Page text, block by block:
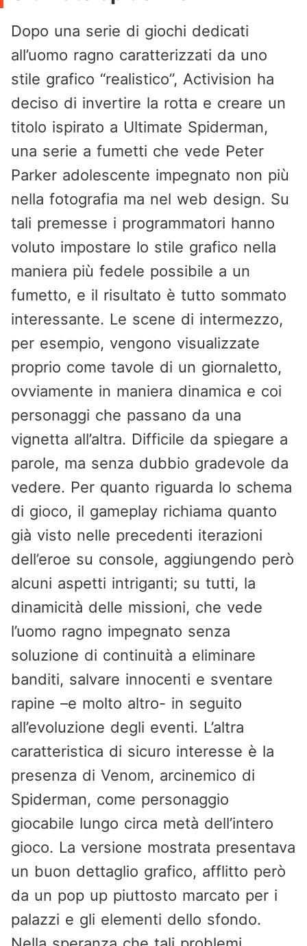
Dopo una serie di giochi dedicati
all’uomo ragno caratterizzati da uno
stile grafico “realistico”, Activision ha
deciso di invertire la rotta e creare un
titolo ispirato a Ultimate Spiderman,
una serie a fumetti che vede Peter
Parker adolescente impegnato non più
nella fotografia ma nel web design. Su
tali premesse i programmatori hanno
voluto impostare lo stile grafico nella
maniera più fedele possibile a un
fumetto, e il risultato è tutto sommato
interessante. Le scene di intermezzo,
per esempio, vengono visualizzate
proprio come tavole di un giornaletto,
ovviamente in maniera dinamica e coi
personaggi che passano da una
vignetta all’altra. Difficile da spiegare a
parole, ma senza dubbio gradevole da
vedere. Per quanto riguarda lo schema
di gioco, il gameplay richiama quanto
già visto nelle precedenti iterazioni
dell’eroe su console, aggiungendo però
alcuni aspetti intriganti; su tutti, la
dinamicità delle missioni, che vede
l’uomo ragno impegnato senza
soluzione di continuità a eliminare
banditi, salvare innocenti e sventare
rapine –e molto altro- in seguito
all’evoluzione degli eventi. L’altra
caratteristica di sicuro interesse è la
presenza di Venom, arcinemico di
Spiderman, come personaggio
giocabile lungo circa metà dell’intero
gioco. La versione mostrata presentava
un buon dettaglio grafico, afflitto però
da un pop up piuttosto marcato per i
palazzi e gli elementi dello sfondo.